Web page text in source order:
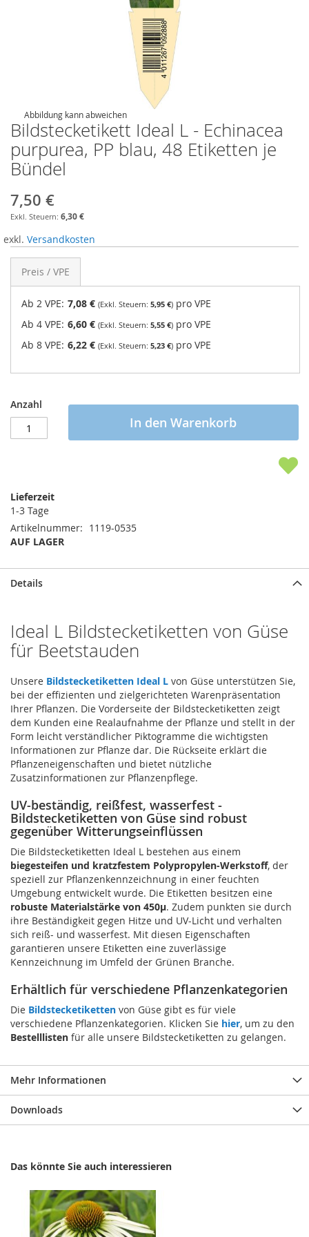
Abbildung kann abweichen
Bildstecketikett Ideal L - Echinacea
purpurea, PP blau, 48 Etiketten je
Bündel
7,50 €
6,30 €
exkl. Versandkosten
Preis / VPE
Ab 2 VPE: 7,08 € 5,95 € pro VPE
Ab 4 VPE: 6,60 € 5,55 € pro VPE
Ab 8 VPE: 6,22 € 5,23 € pro VPE
Anzahl
In den Warenkorb
Lieferzeit
1-3 Tage
Artikelnummer
1119-0535
AUF LAGER
Details
Ideal L Bildstecketiketten von Güse
für Beetstauden
Unsere Bildstecketiketten Ideal L von Güse unterstützen Sie,
bei der effizienten und zielgerichteten Warenpräsentation
Ihrer Pflanzen. Die Vorderseite der Bildstecketiketten zeigt
dem Kunden eine Realaufnahme der Pflanze und stellt in der
Form leicht verständlicher Piktogramme die wichtigsten
Informationen zur Pflanze dar. Die Rückseite erklärt die
Pflanzeneigenschaften und bietet nützliche
Zusatzinformationen zur Pflanzenpflege.
UV-beständig, reißfest, wasserfest -
Bildstecketiketten von Güse sind robust
gegenüber Witterungseinflüssen
Die Bildstecketiketten Ideal L bestehen aus einem
biegesteifen und kratzfestem Polypropylen-Werkstoff, der
speziell zur Pflanzenkennzeichnung in einer feuchten
Umgebung entwickelt wurde. Die Etiketten besitzen eine
robuste Materialstärke von 450µ. Zudem punkten sie durch
ihre Beständigkeit gegen Hitze und UV-Licht und verhalten
sich reiß- und wasserfest. Mit diesen Eigenschaften
garantieren unsere Etiketten eine zuverlässige
Kennzeichnung im Umfeld der Grünen Branche.
Erhältlich für verschiedene Pflanzenkategorien
Die Bildstecketiketten von Güse gibt es für viele
verschiedene Pflanzenkategorien. Klicken Sie hier, um zu den
Bestelllisten für alle unsere Bildstecketiketten zu gelangen.
Mehr Informationen
Downloads
Das könnte Sie auch interessieren